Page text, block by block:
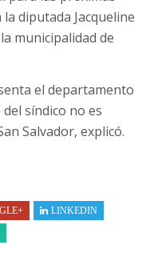
diputada Jacqueline
municipalidad de
el departamento
síndico no es
Salvador, explicó.
LINKEDIN